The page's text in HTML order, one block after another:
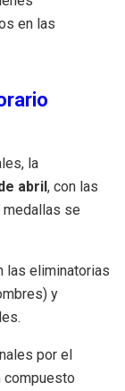
en las
la
abril, con las
medallas se
las eliminatorias
y
.
por el
compuesto